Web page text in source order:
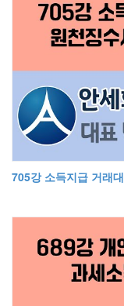
705강 소득지급 거래